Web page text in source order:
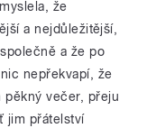
že
a nejdůležitější,
a že po
nepřekvapí, že
pěkný večer, přeju
jim přátelství